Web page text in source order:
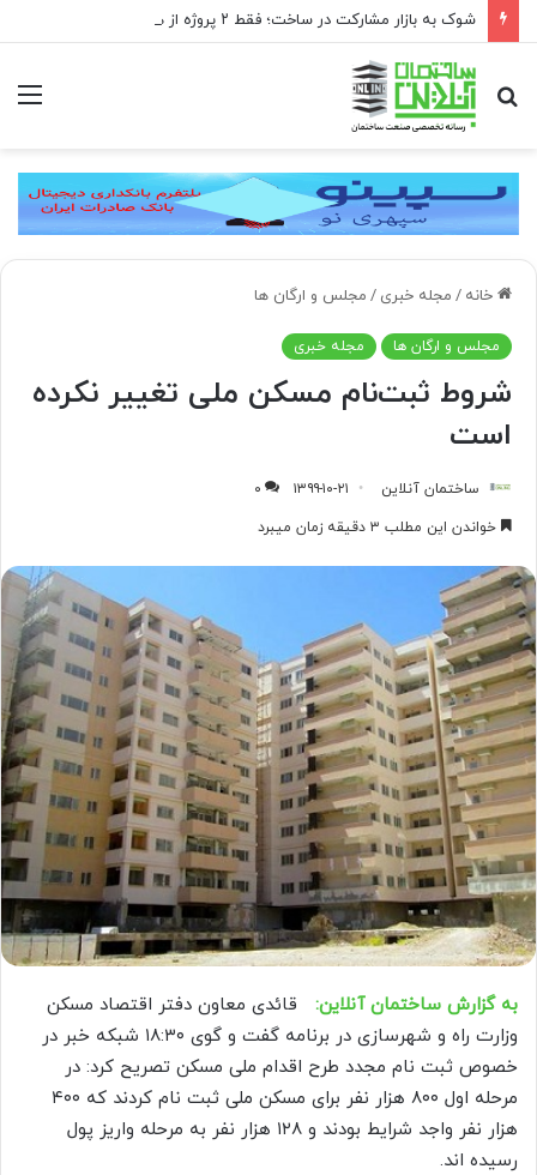
جستجو
برای
خانه / مجله خبری / مجلس و ارگان ها
مجلس و ارگان ها مجله خبری
شروط ثبت‌نام مسکن ملی تغییر نکرده
است
ساختمان آنلاین ۱۳۹۹-۱۰-۲۱
۰
خواندن این مطلب ۳ دقیقه زمان میبرد
به گزارش ساختمان آنلاین:
قائدی معاون دفتر اقتصاد مسکن
وزارت راه و شهرسازی در برنامه گفت و گوی ۱۸:۳۰ شبکه خبر در
خصوص ثبت نام مجدد طرح اقدام ملی مسکن تصریح کرد: در
مرحله اول ۸۰۰ هزار نفر برای مسکن ملی ثبت نام کردند که ۴۰۰
هزار نفر واجد شرایط بودند و ۱۲۸ هزار نفر به مرحله واریز پول
رسیده اند.